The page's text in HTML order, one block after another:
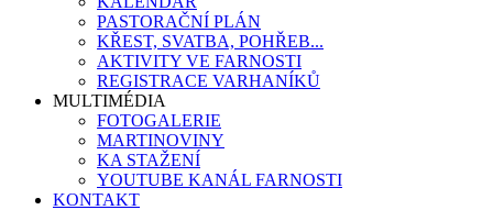
PASTORAČNÍ PLÁN
KŘEST, SVATBA, POHŘEB...
AKTIVITY VE FARNOSTI
REGISTRACE VARHANÍKŮ
MULTIMÉDIA
FOTOGALERIE
MARTINOVINY
KA STAŽENÍ
YOUTUBE KANÁL FARNOSTI
KONTAKT